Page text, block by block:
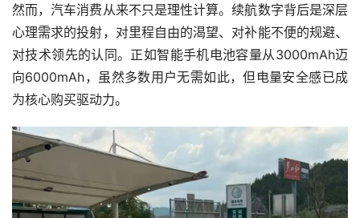
然而，汽车消费从来不只是理性计算。续航数字背后是深层
心理需求的投射，对里程自由的渴望、对补能不便的规避、
对技术领先的认同。正如智能手机电池容量从3000mAh迈
向6000mAh，虽然多数用户无需如此，但电量安全感已成
为核心购买驱动力。